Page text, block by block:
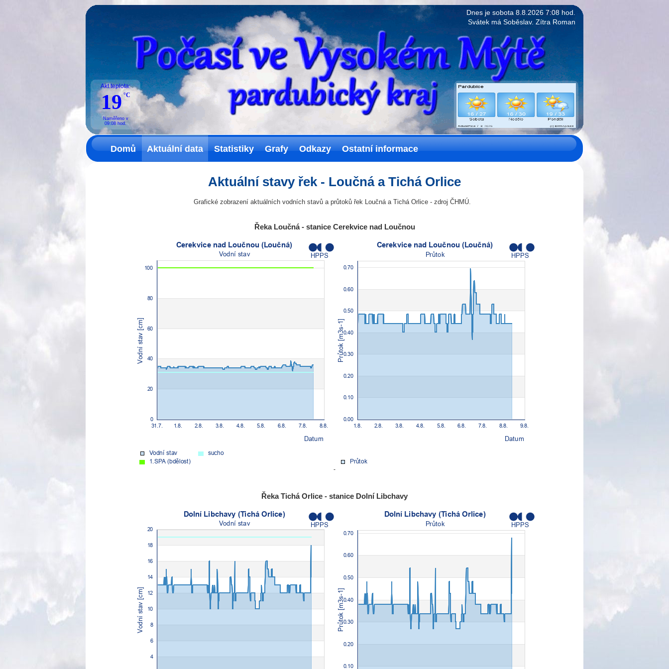
Dnes je sobota 8.8.2026 7:08 hod.
Svátek má Soběslav. Zítra Roman
Akt.teplota:
19 °C
Naměřeno v
09:08hod.
Domů Aktuální data Statistiky Grafy Odkazy Ostatní informace
Aktuální stavy řek - Loučná a Tichá Orlice
Grafické zobrazení aktuálních vodních stavů a průtoků řek Loučná a Tichá Orlice - zdroj ČHMÚ.
Řeka Loučná - stanice Cerekvice nad Loučnou
Řeka Tichá Orlice - stanice Dolní Libchavy